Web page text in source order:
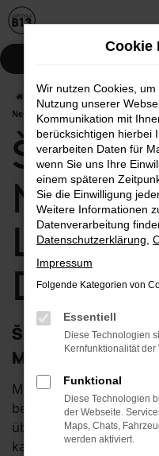
Zum
Neuwagen mit Lieferservice nach
Škoda
Škoda Octavia
Mobilität in
Mit einem Škoda
befinden Sie sich in der
überzeugenden
kaum ein anderes
Cookie
Wir nutzen Cookies,
Nutzung unserer
Kommunikation mit
berücksichtigen hierbei
verarbeiten Daten für
wenn Sie uns Ihre
einem späteren
Sie die Einwilligung
Weitere Informationen
Datenverarbeitung
Datenschutzerklärung
Impressum
Folgende Kategorien von
Essentiell
Diese Technologien
Kernfunktionalität
Funktional
Diese Technologien
der Webseite.
Maps, Chats,
werden aktiviert.